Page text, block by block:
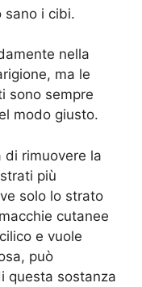
sano i cibi.
nella
ma le
sono sempre
modo giusto.
di rimuovere la
più
solo lo strato
cutanee
e vuole
può
questa sostanza